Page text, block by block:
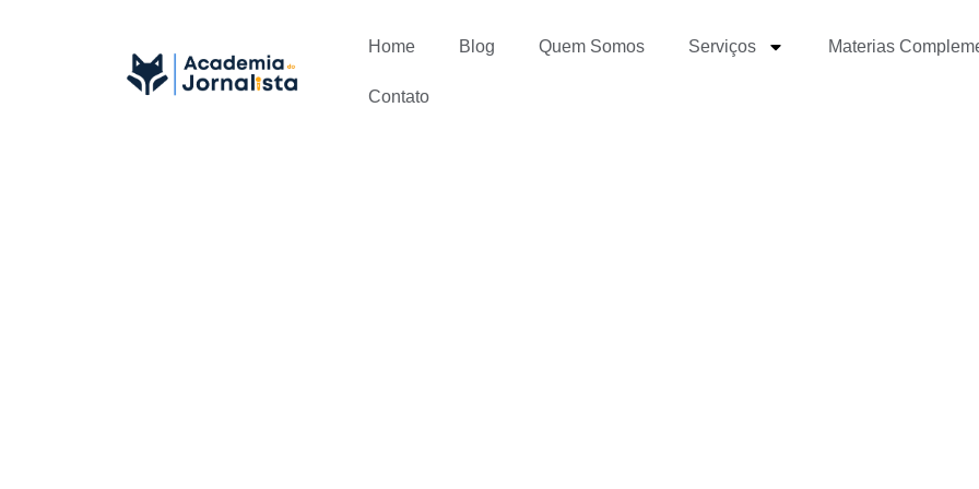
Home Blog Quem Somos Serviços Materias
Contato